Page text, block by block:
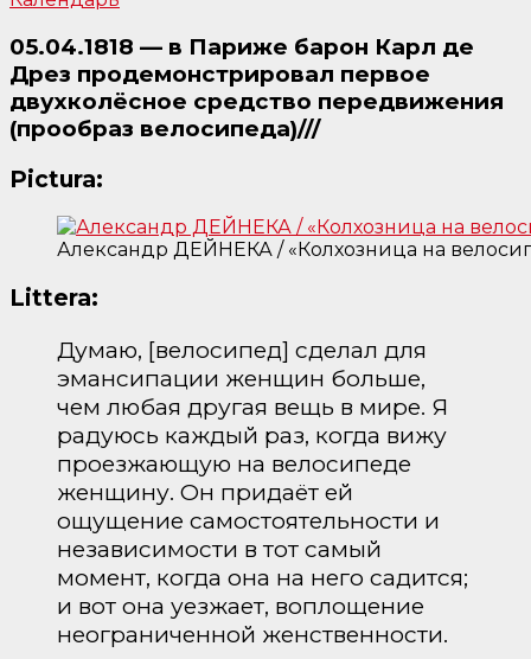
05.04.1818 — в Париже барон Карл де
Дрез продемонстрировал первое
двухколёсное средство передвижения
(прообраз велосипеда)///
Pictura:
Александр ДЕЙНЕКА / «Колхозница на
Littera:
Думаю, [велосипед] сделал для
эмансипации женщин больше,
чем любая другая вещь в мире. Я
радуюсь каждый раз, когда вижу
проезжающую на велосипеде
женщину. Он придаёт ей
ощущение самостоятельности и
независимости в тот самый
момент, когда она на него садится;
и вот она уезжает, воплощение
неограниченной женственности.